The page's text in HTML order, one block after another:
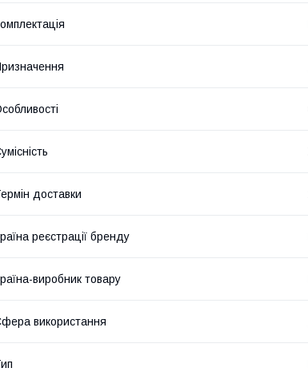
доставки
реєстрації бренду
виробник товару
використання